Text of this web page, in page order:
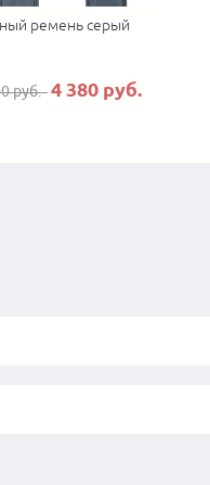
ремень серый
руб.4 380 руб.